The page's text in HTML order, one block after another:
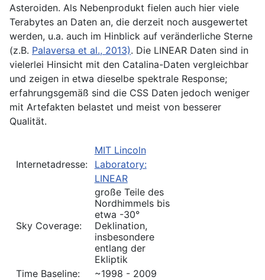
Asteroiden. Als Nebenprodukt fielen auch hier viele
Terabytes an Daten an, die derzeit noch ausgewertet
werden, u.a. auch im Hinblick auf veränderliche Sterne
(z.B. Palaversa et al., 2013). Die LINEAR Daten sind in
vielerlei Hinsicht mit den Catalina-Daten vergleichbar
und zeigen in etwa dieselbe spektrale Response;
erfahrungsgemäß sind die CSS Daten jedoch weniger
mit Artefakten belastet und meist von besserer
Qualität.
Internetadresse:
MIT Lincoln
Laboratory:
LINEAR
Sky Coverage:
große Teile des
Nordhimmels bis
etwa -30°
Deklination,
insbesondere
entlang der
Ekliptik
Time Baseline:
~1998 - 2009